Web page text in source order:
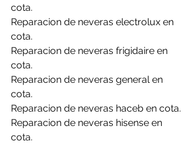
cota.
Reparacion de neveras electrolux en
cota.
Reparacion de neveras frigidaire en
cota.
Reparacion de neveras general en
cota.
Reparacion de neveras haceb en cota.
Reparacion de neveras hisense en
cota.